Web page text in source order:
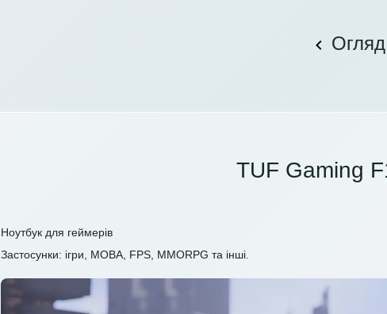
Огляд
TUF Gaming
Ноутбук для геймерів
Застосунки: ігри, MOBA, FPS, MMORPG та інші.